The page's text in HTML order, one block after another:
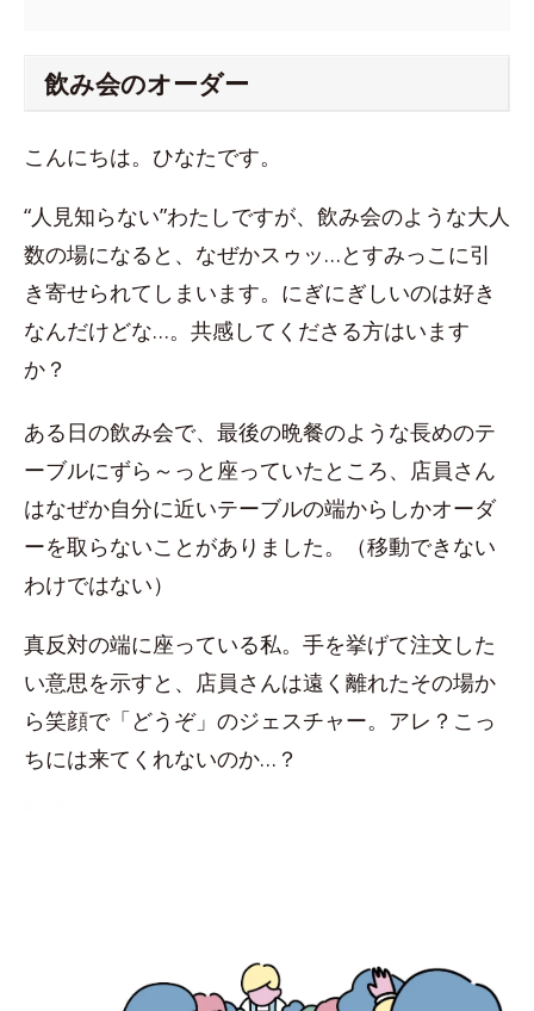
飲み会のオーダー
こんにちは。ひなたです。
“人見知らない”わたしですが、飲み会のような大人
数の場になると、なぜかスゥッ…とすみっこに引
き寄せられてしまいます。にぎにぎしいのは好き
なんだけどな…。共感してくださる方はいます
か？
ある日の飲み会で、最後の晩餐のような長めのテ
ーブルにずら～っと座っていたところ、店員さん
はなぜか自分に近いテーブルの端からしかオーダ
ーを取らないことがありました。（移動できない
わけではない）
真反対の端に座っている私。手を挙げて注文した
い意思を示すと、店員さんは遠く離れたその場か
ら笑顔で「どうぞ」のジェスチャー。アレ？こっ
ちには来てくれないのか…？